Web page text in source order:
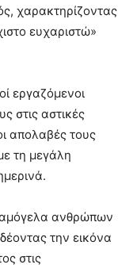
χαρακτηρίζοντας
ευχαριστώ»
εργαζόμενοι
στις αστικές
απολαβές τους
τη μεγάλη
ανθρώπων
την εικόνα
στις